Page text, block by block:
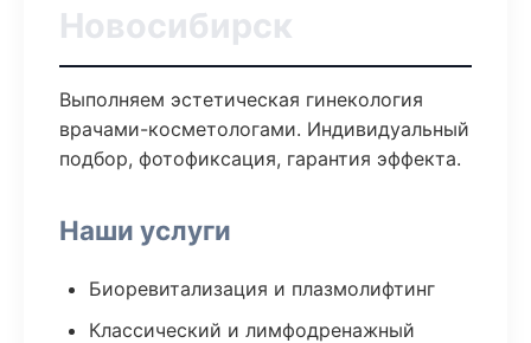
Новосибирск
Выполняем эстетическая гинекология
врачами-косметологами. Индивидуальный
подбор, фотофиксация, гарантия эффекта.
Наши услуги
Биоревитализация и плазмолифтинг
Классический и лимфодренажный